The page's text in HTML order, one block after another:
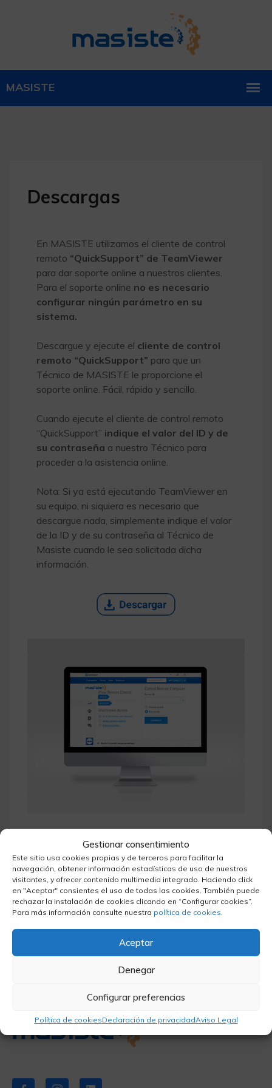
Gestionar consentimiento
Este sitio usa cookies propias y de terceros para facilitar la
navegación, obtener información estadísticas de uso de nuestros
visitantes, y ofrecer contenido multimedia integrado. Haciendo click
en "Aceptar" consientes el uso de todas las cookies. También puede
rechazar la instalación de cookies clicando en “Configurar cookies”.
Para más información consulte nuestra política de cookies.
Aceptar
Denegar
Configurar preferencias
Política de cookiesDeclaración de privacidadAviso Legal
Descargas
En MASISTE utilizamos el cliente de control
remoto “QuickSupport” de TeamViewer
para dar soporte online a nuestros clientes.
Para el soporte online no es necesario
configurar ningún parámetro en su
sistema.
Descargue y ejecute el cliente de control
remoto “QuickSupport” para que un
Técnico de MASISTE le proporcione el
soporte online. Fácil, rápido y sencillo.
Cuando ejecute el cliente de control remoto
“QuickSupport” indique el valor del ID y de
su contraseña a nuestro Técnico para
proceder a la asistencia online.
Nota: Si ya está ejecutando TeamViewer en
su equipo, ni siquiera es necesario que
descargue nada, simplemente indique el valor
de la ID y de su contraseña al Técnico de
Masiste cuando le sea solicitada dicha
información.